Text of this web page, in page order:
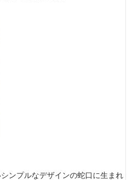
ンプルなデザインの蛇口に生まれ